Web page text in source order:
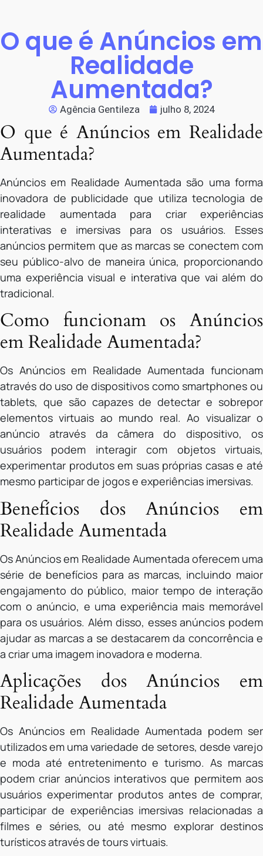
O que é Anúncios em
Realidade
Aumentada?
Agência Gentileza julho 8, 2024
O que é Anúncios em Realidade
Aumentada?
Anúncios em Realidade Aumentada são uma forma
inovadora de publicidade que utiliza tecnologia de
realidade aumentada para criar experiências
interativas e imersivas para os usuários. Esses
anúncios permitem que as marcas se conectem com
seu público-alvo de maneira única, proporcionando
uma experiência visual e interativa que vai além do
tradicional.
Como funcionam os Anúncios
em Realidade Aumentada?
Os Anúncios em Realidade Aumentada funcionam
através do uso de dispositivos como smartphones ou
tablets, que são capazes de detectar e sobrepor
elementos virtuais ao mundo real. Ao visualizar o
anúncio através da câmera do dispositivo, os
usuários podem interagir com objetos virtuais,
experimentar produtos em suas próprias casas e até
mesmo participar de jogos e experiências imersivas.
Benefícios dos Anúncios em
Realidade Aumentada
Os Anúncios em Realidade Aumentada oferecem uma
série de benefícios para as marcas, incluindo maior
engajamento do público, maior tempo de interação
com o anúncio, e uma experiência mais memorável
para os usuários. Além disso, esses anúncios podem
ajudar as marcas a se destacarem da concorrência e
a criar uma imagem inovadora e moderna.
Aplicações dos Anúncios em
Realidade Aumentada
Os Anúncios em Realidade Aumentada podem ser
utilizados em uma variedade de setores, desde varejo
e moda até entretenimento e turismo. As marcas
podem criar anúncios interativos que permitem aos
usuários experimentar produtos antes de comprar,
participar de experiências imersivas relacionadas a
filmes e séries, ou até mesmo explorar destinos
turísticos através de tours virtuais.